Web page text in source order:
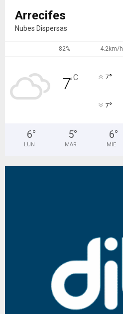
Arrecifes
Nubes Dispersas
82% 4.2km/h
7°C 7°
7°
6°
LUN
5°
MAR
6°
MIE